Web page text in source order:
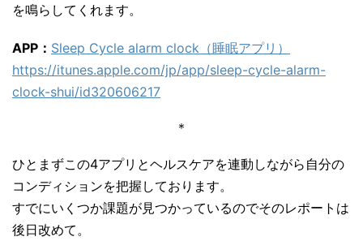
を鳴らしてくれます。
APP： Sleep Cycle alarm clock（睡眠アプリ）
https://itunes.apple.com/jp/app/sleep-cycle-alarm-
clock-shui/id320606217
＊
ひとまずこの4アプリとヘルスケアを連動しながら自分の
コンディションを把握しております。
すでにいくつか課題が見つかっているのでそのレポートは
後日改めて。